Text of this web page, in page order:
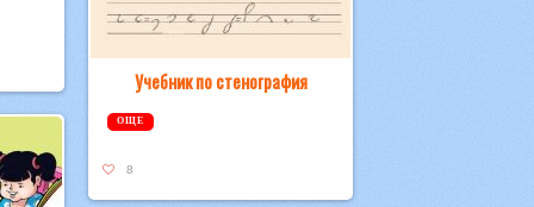
Учебник по стенография
ОЩЕ
8